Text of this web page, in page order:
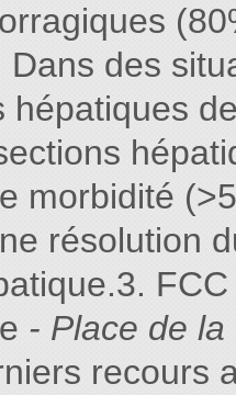
des
hépatiques
morbidité
résolution
- Place de
recours